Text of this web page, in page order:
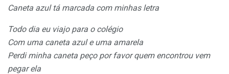
Caneta azul tá marcada com minhas letra
Todo dia eu viajo para o colégio
Com uma caneta azul e uma amarela
Perdi minha caneta peço por favor quem encontrou vem
pegar ela